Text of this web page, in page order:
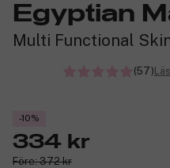
Egyptian
Multi Functional
(57)
-10%
334 kr
Före: 372 kr